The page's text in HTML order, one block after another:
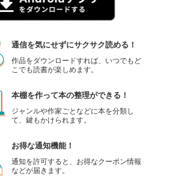
通信を気にせずにサクサク読める！
作品をダウンロードすれば、いつでもど
こでも読書が楽しめます。
本棚を作って本の整理ができる！
ジャンルや作家ごとなどに本を分類し
て、鍵もかけられます。
お得な通知機能！
通知を許可すると、お得なクーポン情報
などが届きます。